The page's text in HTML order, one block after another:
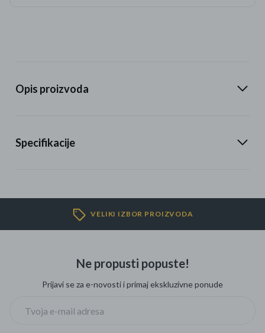
Opis proizvoda
Specifikacije
VELIKI IZBOR PROIZVODA
Ne propusti popuste!
Prijavi se za e-novosti i primaj ekskluzivne ponude